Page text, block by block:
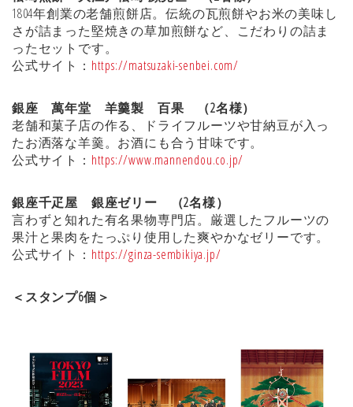
1804年創業の老舗煎餅店。伝統の瓦煎餅やお米の美味し
さが詰まった堅焼きの草加煎餅など、こだわりの詰ま
ったセットです。
公式サイト： https://matsuzaki-senbei.com/
銀座 萬年堂 羊羹製 百果 （2名様）
老舗和菓子店の作る、ドライフルーツや甘納豆が入っ
たお洒落な羊羹。お酒にも合う甘味です。
公式サイト： https://www.mannendou.co.jp/
銀座千疋屋 銀座ゼリー （2名様）
言わずと知れた有名果物専門店。厳選したフルーツの
果汁と果肉をたっぷり使用した爽やかなゼリーです。
公式サイト： https://ginza-sembikiya.jp/
＜スタンプ6個＞